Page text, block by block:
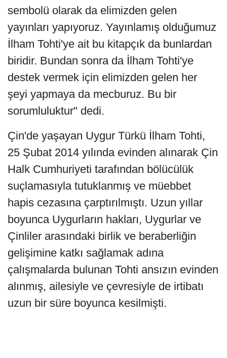
sembolü olarak da elimizden gelen
yayınları yapıyoruz. Yayınlamış olduğumuz
İlham Tohti'ye ait bu kitapçık da bunlardan
biridir. Bundan sonra da İlham Tohti'ye
destek vermek için elimizden gelen her
şeyi yapmaya da mecburuz. Bu bir
sorumluluktur" dedi.
Çin'de yaşayan Uygur Türkü İlham Tohti,
25 Şubat 2014 yılında evinden alınarak Çin
Halk Cumhuriyeti tarafından bölücülük
suçlamasıyla tutuklanmış ve müebbet
hapis cezasına çarptırılmıştı. Uzun yıllar
boyunca Uygurların hakları, Uygurlar ve
Çinliler arasındaki birlik ve beraberliğin
gelişimine katkı sağlamak adına
çalışmalarda bulunan Tohti ansızın evinden
alınmış, ailesiyle ve çevresiyle de irtibatı
uzun bir süre boyunca kesilmişti.